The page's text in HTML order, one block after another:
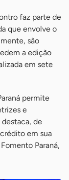
faz parte de
que envolve o
são
a edição
em sete
permite
e
de
em sua
Paraná,